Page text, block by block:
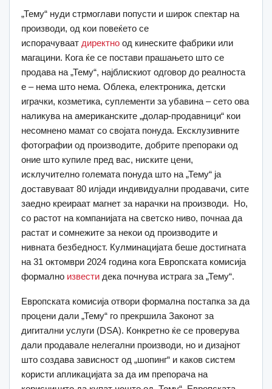
„Тему“ нуди стрмоглави попусти и широк спектар на
производи, од кои повеќето се
испорачуваат директно од кинеските фабрики или
магацини. Кога ќе се постави прашањето што се
продава на „Тему“, најблискиот одговор до реалноста
е – нема што нема. Облека, електроника, детски
играчки, козметика, суплементи за убавина – сето ова
наликува на американските „долар-продавници“ кои
несомнено мамат со својата понуда. Ексклузивните
фотографии од производите, добрите препораки од
оние што купиле пред вас, ниските цени,
исклучително големата понуда што на „Тему“ ја
доставуваат 80 илјади индивидуални продавачи, сите
заедно креираат магнет за нарачки на производи. Но,
со растот на компанијата на светско ниво, почнаа да
растат и сомнежите за некои од производите и
нивната безбедност. Кулминацијата беше достигната
на 31 октомври 2024 година кога Европската комисија
формално извести дека почнува истрага за „Тему“.
Европската комисија отвори формална постапка за да
процени дали „Тему“ го прекршила Законот за
дигитални услуги (DSA). Конкретно ќе се проверува
дали продавале нелегални производи, но и дизајнот
што создава зависност од „шопинг“ и каков систем
користи апликацијата за да им препорача на